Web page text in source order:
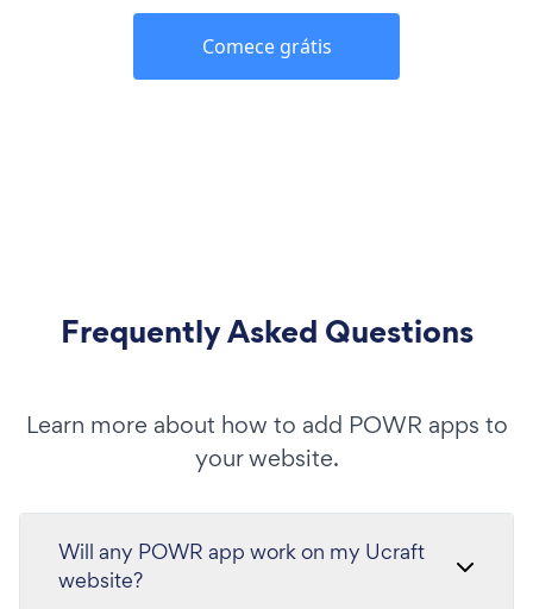
Comece grátis
Frequently Asked Questions
Learn more about how to add POWR apps to
your website.
Will any POWR app work on my Ucraft
website?